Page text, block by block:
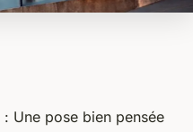
: Une pose bien pensée